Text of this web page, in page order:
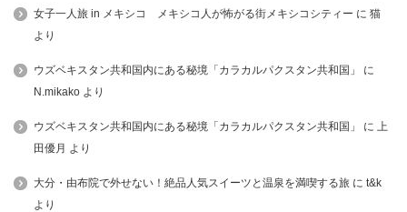
女子一人旅 in メキシコ メキシコ人が怖がる街メキシコシティー に 猫
より
ウズベキスタン共和国内にある秘境「カラカルパクスタン共和国」
に
N.mikako より
ウズベキスタン共和国内にある秘境「カラカルパクスタン共和国」 に
上
田優月 より
大分・由布院で外せない！絶品人気スイーツと温泉を満喫する旅 に t&k
より